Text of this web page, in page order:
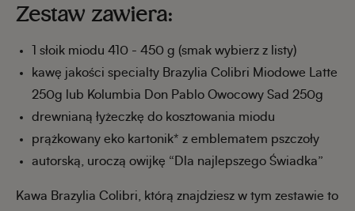
Zestaw zawiera:
1 słoik miodu 410 - 450 g (smak wybierz z listy)
kawę jakości specialty Brazylia Colibri Miodowe Latte
250g lub Kolumbia Don Pablo Owocowy Sad 250g
drewnianą łyżeczkę do kosztowania miodu
prążkowany eko kartonik* z emblematem pszczoły
autorską, uroczą owijkę “Dla najlepszego Świadka”
Kawa Brazylia Colibri, którą znajdziesz w tym zestawie to